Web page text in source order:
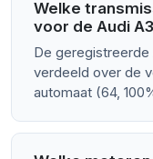
Welke
voor de Audi
De
verdeeld over de
automaat (64,